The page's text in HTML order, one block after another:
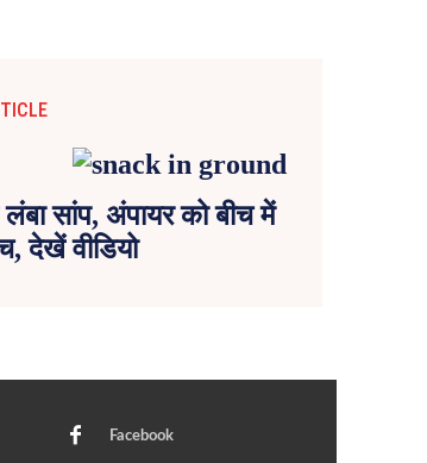
सांप, अंपायर को बीच में
देखें वीडियो
Facebook